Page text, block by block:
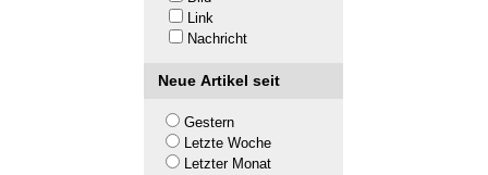
Link
Nachricht
Neue Artikel seit
Gestern
Letzte Woche
Letzter Monat